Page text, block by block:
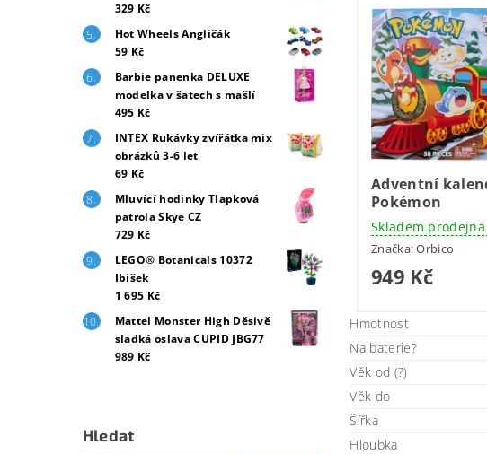
329 Kč
Hot Wheels Angličák
59 Kč
Barbie panenka DELUXE
modelka v šatech s mašlí
495 Kč
INTEX Rukávky zvířátka mix
obrázků 3-6 let
69 Kč
Mluvící hodinky Tlapková
patrola Skye CZ
729 Kč
LEGO® Botanicals 10372
Ibišek
1 695 Kč
Mattel Monster High Děsivě
sladká oslava CUPID JBG77
989 Kč
Hledat
Adventní
Pokémon
Skladem
Značka:Orbico
949 Kč
Hmotnost
Na baterie?
Věk od (?)
Věk do
Šířka
Hloubka